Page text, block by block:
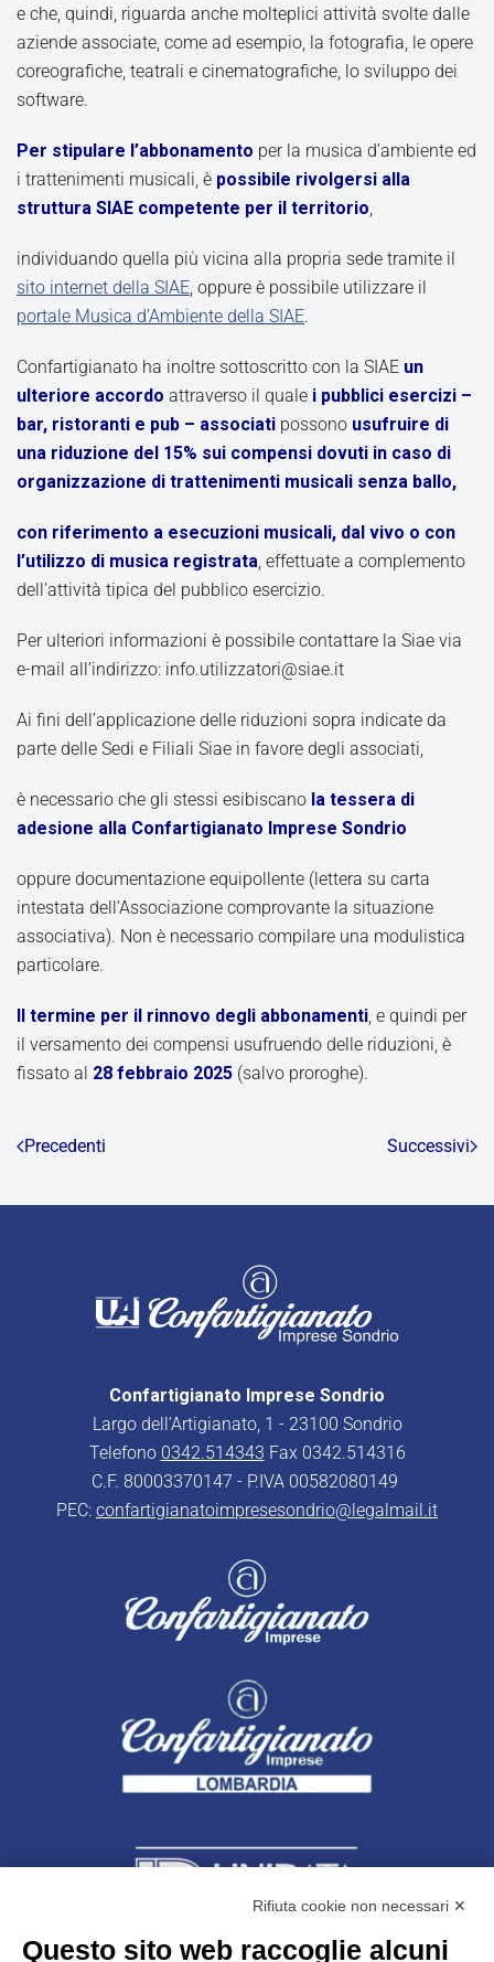
e che, quindi, riguarda anche molteplici attività svolte dalle
aziende associate, come ad esempio, la fotografia, le opere
coreografiche, teatrali e cinematografiche, lo sviluppo dei
software.
Per stipulare l’abbonamento per la musica d’ambiente ed
i trattenimenti musicali, è possibile rivolgersi alla
struttura SIAE competente per il territorio,
individuando quella più vicina alla propria sede tramite il
sito internet della SIAE, oppure è possibile utilizzare il
portale Musica d’Ambiente della SIAE.
Confartigianato ha inoltre sottoscritto con la SIAE un
ulteriore accordo attraverso il quale i pubblici esercizi –
bar, ristoranti e pub – associati possono usufruire di
una riduzione del 15% sui compensi dovuti in caso di
organizzazione di trattenimenti musicali senza ballo,
con riferimento a esecuzioni musicali, dal vivo o con
l’utilizzo di musica registrata, effettuate a complemento
dell’attività tipica del pubblico esercizio.
Per ulteriori informazioni è possibile contattare la Siae via
e-mail all’indirizzo: info.utilizzatori@siae.it
Ai fini dell’applicazione delle riduzioni sopra indicate da
parte delle Sedi e Filiali Siae in favore degli associati,
è necessario che gli stessi esibiscano la tessera di
adesione alla Confartigianato Imprese Sondrio
oppure documentazione equipollente (lettera su carta
intestata dell’Associazione comprovante la situazione
associativa). Non è necessario compilare una modulistica
particolare.
Il termine per il rinnovo degli abbonamenti, e quindi per
il versamento dei compensi usufruendo delle riduzioni, è
fissato al 28 febbraio 2025 (salvo proroghe).
Precedenti Successivi
Confartigianato Imprese Sondrio
Largo dell’Artigianato, 1 - 23100 Sondrio
Telefono 0342.514343 Fax 0342.514316
C.F. 80003370147 - P.IVA 00582080149
PEC: confartigianatoimpresesondrio@legalmail.it
Rifiuta cookie non necessari ✕
Questo sito web raccoglie alcuni